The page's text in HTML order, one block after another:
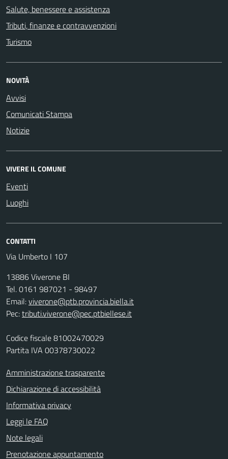
Salute, benessere e assistenza
Tributi, finanze e contravvenzioni
Turismo
NOVITÀ
Avvisi
Comunicati Stampa
Notizie
VIVERE IL COMUNE
Eventi
Luoghi
CONTATTI
Via Umberto I 107
13886 Viverone BI
Tel. 0161 987021 - 98497
Email:viverone@ptb.provincia.biella.it
Pec:tributi.viverone@pec.ptbiellese.it
Codice fiscale 81002470029
Partita IVA 00378730022
Amministrazione trasparente
Dichiarazione di accessibilità
Informativa privacy
Leggi le FAQ
Note legali
Prenotazione appuntamento